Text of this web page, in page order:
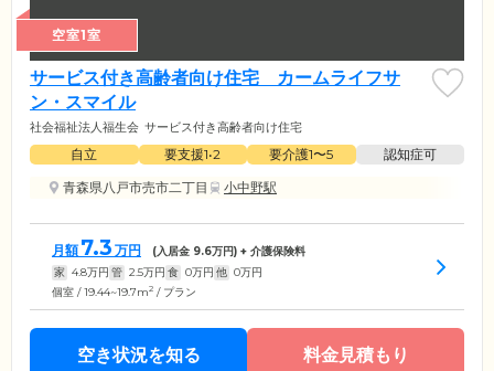
空室1室
サービス付き高齢者向け住宅 カームライフサ
ン・スマイル
社会福祉法人福生会 サービス付き高齢者向け住宅
自立 要支援1•2 要介護1〜5
認知症可
青森県八戸市売市二丁目
小中野駅
月額 7.3 万円 (入居金 9.6万円) + 介護保険料
家 4.8万円 管 2.5万円 食 0万円 他 0万円
個室 / 19.44~19.7m2 / プラン
空き状況を知る 料金見積もり